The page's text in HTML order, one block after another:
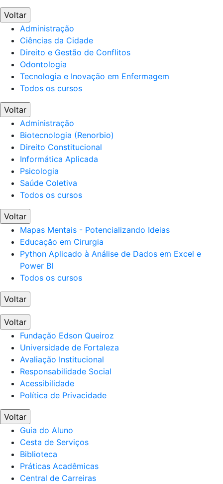
Voltar
Administração
Ciências da Cidade
Direito e Gestão de Conflitos
Odontologia
Tecnologia e Inovação em Enfermagem
Todos os cursos
Voltar
Administração
Biotecnologia (Renorbio)
Direito Constitucional
Informática Aplicada
Psicologia
Saúde Coletiva
Todos os cursos
Voltar
Mapas Mentais - Potencializando Ideias
Educação em Cirurgia
Python Aplicado à Análise de Dados em Excel e
Power BI
Todos os cursos
Voltar
Voltar
Fundação Edson Queiroz
Universidade de Fortaleza
Avaliação Institucional
Responsabilidade Social
Acessibilidade
Política de Privacidade
Voltar
Guia do Aluno
Cesta de Serviços
Biblioteca
Práticas Acadêmicas
Central de Carreiras